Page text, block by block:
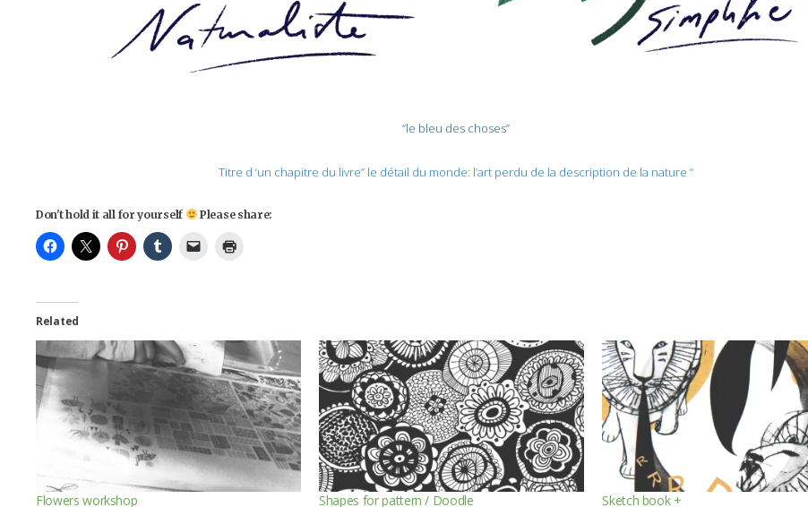
“le bleu des choses”
Titre d ‘un chapitre du livre” le détail du monde: l’art perdu de la description de la nature “
Don't hold it all for yourself Please share:
Related
Flowers workshop Shapes for pattern / Doodle Sketch book +